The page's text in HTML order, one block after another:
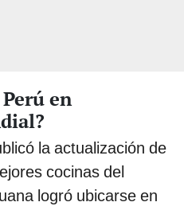
en
la actualización de
cocinas del
logró ubicarse en